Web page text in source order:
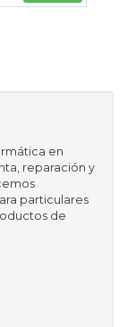
en
reparación y
particulares
de